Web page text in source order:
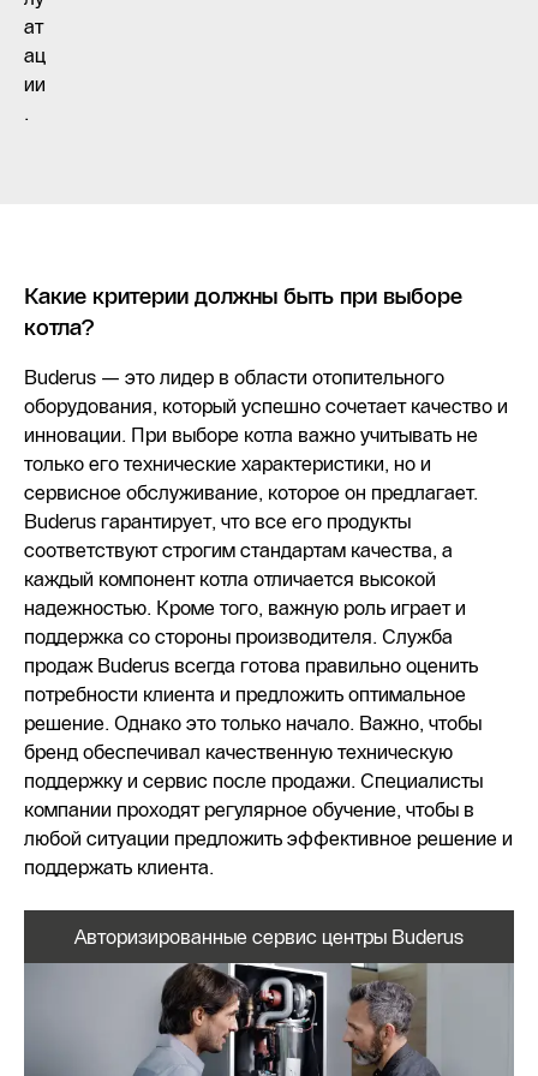
ат
ац
ии
.
Какие критерии должны быть при выборе
котла?
Buderus — это лидер в области отопительного
оборудования, который успешно сочетает качество и
инновации. При выборе котла важно учитывать не
только его технические характеристики, но и
сервисное обслуживание, которое он предлагает.
Buderus гарантирует, что все его продукты
соответствуют строгим стандартам качества, а
каждый компонент котла отличается высокой
надежностью. Кроме того, важную роль играет и
поддержка со стороны производителя. Служба
продаж Buderus всегда готова правильно оценить
потребности клиента и предложить оптимальное
решение. Однако это только начало. Важно, чтобы
бренд обеспечивал качественную техническую
поддержку и сервис после продажи. Специалисты
компании проходят регулярное обучение, чтобы в
любой ситуации предложить эффективное решение и
поддержать клиента.
Авторизированные сервис центры Buderus